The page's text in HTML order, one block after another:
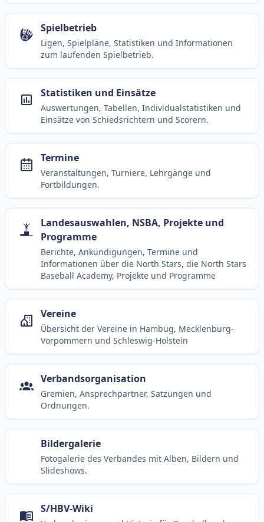
Spielbetrieb
Ligen, Spielpläne, Statistiken und Informationen
zum laufenden Spielbetrieb.
Statistiken und Einsätze
Auswertungen, Tabellen, Individualstatistiken und
Einsätze von Schiedsrichtern und Scorern.
Termine
Veranstaltungen, Turniere, Lehrgänge und
Fortbildungen.
Landesauswahlen, NSBA, Projekte und
Programme
Berichte, Ankündigungen, Termine und
Informationen über die North Stars, die North Stars
Baseball Academy, Projekte und Programme
Vereine
Übersicht der Vereine in Hambug, Mecklenburg-
Vorpommern und Schleswig-Holstein
Verbandsorganisation
Gremien, Ansprechpartner, Satzungen und
Ordnungen.
Bildergalerie
Fotogalerie des Verbandes mit Alben, Bildern und
Slideshows.
S/HBV-Wiki